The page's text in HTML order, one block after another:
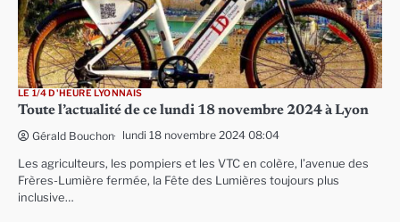
LE 1/4 D'HEURE LYONNAIS
Toute l’actualité de ce lundi 18 novembre 2024 à Lyon
Gérald Bouchon lundi 18 novembre 2024 08:04
Les agriculteurs, les pompiers et les VTC en colère, l’avenue des
Frères-Lumière fermée, la Fête des Lumières toujours plus
inclusive…